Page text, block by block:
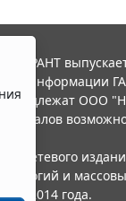
информации
ООО
сетевого
и
2014 года.